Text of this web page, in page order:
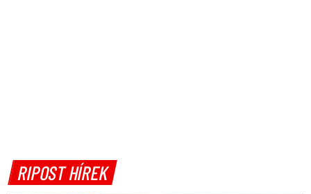
RIPOST HÍREK